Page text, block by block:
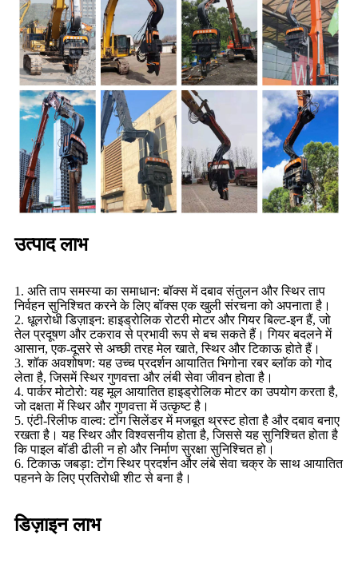
उत्पाद लाभ
1. अति ताप समस्या का समाधान: बॉक्स में दबाव संतुलन और स्थिर ताप
निर्वहन सुनिश्चित करने के लिए बॉक्स एक खुली संरचना को अपनाता है।
2. धूलरोधी डिज़ाइन: हाइड्रोलिक रोटरी मोटर और गियर बिल्ट-इन हैं, जो
तेल प्रदूषण और टकराव से प्रभावी रूप से बच सकते हैं। गियर बदलने में
आसान, एक-दूसरे से अच्छी तरह मेल खाते, स्थिर और टिकाऊ होते हैं।
3. शॉक अवशोषण: यह उच्च प्रदर्शन आयातित भिगोना रबर ब्लॉक को गोद
लेता है, जिसमें स्थिर गुणवत्ता और लंबी सेवा जीवन होता है।
4. पार्कर मोटोरो: यह मूल आयातित हाइड्रोलिक मोटर का उपयोग करता है,
जो दक्षता में स्थिर और गुणवत्ता में उत्कृष्ट है।
5. एंटी-रिलीफ वाल्व: टोंग सिलेंडर में मजबूत थ्रस्ट होता है और दबाव बनाए
रखता है। यह स्थिर और विश्वसनीय होता है, जिससे यह सुनिश्चित होता है
कि पाइल बॉडी ढीली न हो और निर्माण सुरक्षा सुनिश्चित हो।
6. टिकाऊ जबड़ा: टोंग स्थिर प्रदर्शन और लंबे सेवा चक्र के साथ आयातित
पहनने के लिए प्रतिरोधी शीट से बना है।
डिज़ाइन लाभ